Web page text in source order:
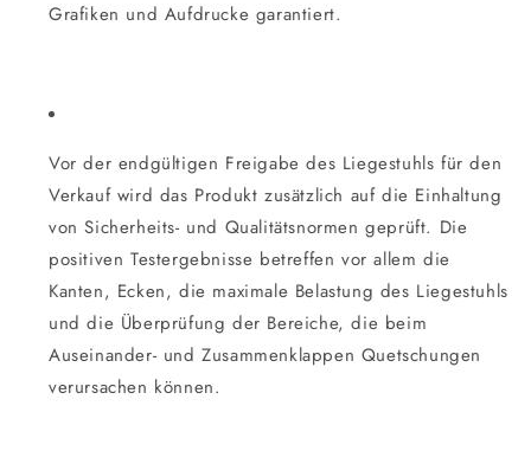
Grafiken und Aufdrucke garantiert.
Vor der endgültigen Freigabe des Liegestuhls für den
Verkauf wird das Produkt zusätzlich auf die Einhaltung
von Sicherheits- und Qualitätsnormen geprüft. Die
positiven Testergebnisse betreffen vor allem die
Kanten, Ecken, die maximale Belastung des Liegestuhls
und die Überprüfung der Bereiche, die beim
Auseinander- und Zusammenklappen Quetschungen
verursachen können.